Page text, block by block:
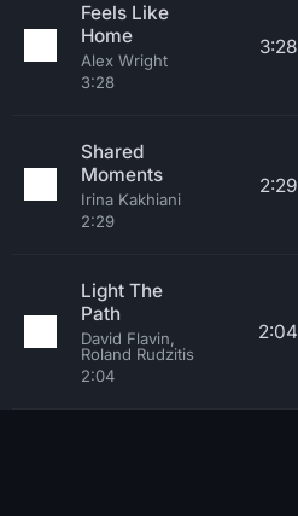
Feels Like
Home
Alex Wright
3:28
3:28
Shared
Moments
Irina Kakhiani
2:29
2:29
Light The
Path
David Flavin,
Roland Rudzitis
2:04
2:04